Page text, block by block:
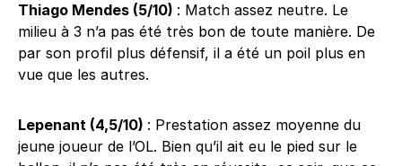
Thiago Mendes (5/10) : Match assez neutre. Le
milieu à 3 n’a pas été très bon de toute manière. De
par son profil plus défensif, il a été un poil plus en
vue que les autres.
Lepenant (4,5/10) : Prestation assez moyenne du
jeune joueur de l’OL. Bien qu’il ait eu le pied sur le